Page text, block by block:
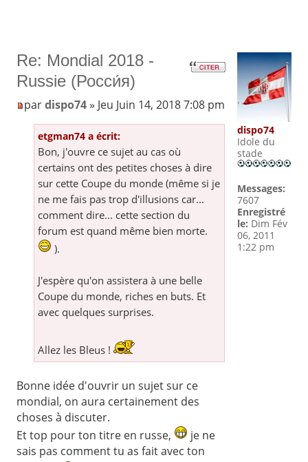
Re: Mondial 2018 -
Russie (Росси́я)
pardispo74» Jeu Juin 14, 2018 7:08 pm
etgman74 a écrit:
Bon, j'ouvre ce sujet au cas où
certains ont des petites choses à dire
sur cette Coupe du monde (même si je
ne me fais pas trop d'illusions car...
comment dire... cette section du
forum est quand même bien morte.
).
J'espère qu'on assistera à une belle
Coupe du monde, riches en buts. Et
avec quelques surprises.
Allez les Bleus !
Bonne idée d'ouvrir un sujet sur ce
mondial, on aura certainement des
choses à discuter.
Et top pour ton titre en russe,
je ne
sais pas comment tu as fait avec ton
dispo74
Idole du
stade
Messages:
7607
Enregistré
le: Dim Fév
06, 2011
1:22 pm